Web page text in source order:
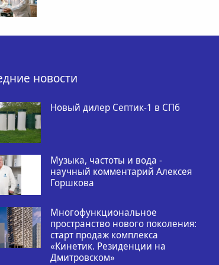
новости
Новый дилер Септик-1 в СПб
Музыка, частоты и вода -
научный комментарий Алексея
Горшкова
Многофункциональное
пространство нового поколения:
старт продаж комплекса
«Кинетик. Резиденции на
Дмитровском»